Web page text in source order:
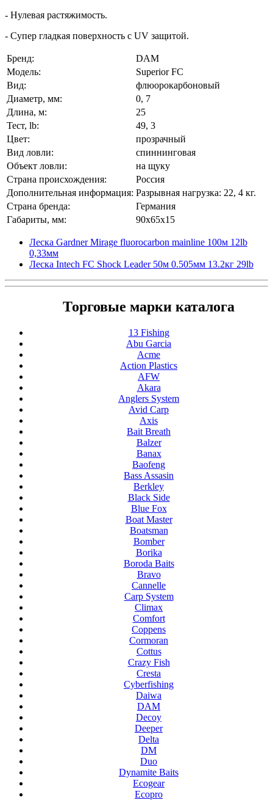
- Нулевая растяжимость.
- Супер гладкая поверхность с UV защитой.
Бренд:
DAM
Модель:
Superior FC
Вид:
флюорокарбоновый
Диаметр, мм:
0, 7
Длина, м:
25
Тест, lb:
49, 3
Цвет:
прозрачный
Вид ловли:
спиннинговая
Объект ловли:
на щуку
Страна происхождения:
Россия
Дополнительная информация: Разрывная нагрузка: 22, 4 кг.
Страна бренда:
Германия
Габариты, мм:
90x65x15
Леска Gardner Mirage fluorocarbon mainline 100м 12lb
0,33мм
Леска Intech FC Shock Leader 50м 0.505мм 13.2кг 29lb
Торговые марки каталога
13 Fishing
Abu Garcia
Acme
Action Plastics
AFW
Akara
Anglers System
Avid Carp
Axis
Bait Breath
Balzer
Banax
Baofeng
Bass Assasin
Berkley
Black Side
Blue Fox
Boat Master
Boatsman
Bomber
Borika
Boroda Baits
Bravo
Cannelle
Carp System
Climax
Comfort
Coppens
Cormoran
Cottus
Crazy Fish
Cresta
Cyberfishing
Daiwa
DAM
Decoy
Deeper
Delta
DM
Duo
Dynamite Baits
Ecogear
Ecopro